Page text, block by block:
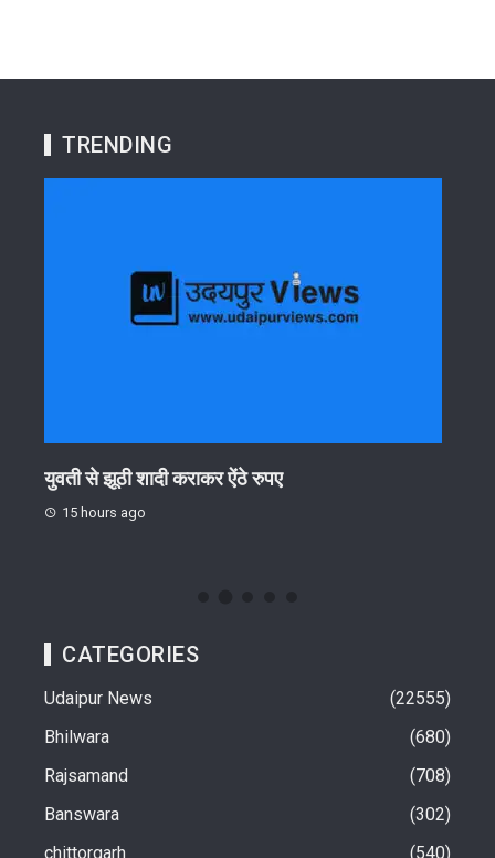
TRENDING
युवती से झूठी शादी कराकर ऐंठे रुपए
15 hours ago
CATEGORIES
Udaipur News
22555
Bhilwara
680
Rajsamand
708
Banswara
302
chittorgarh
540